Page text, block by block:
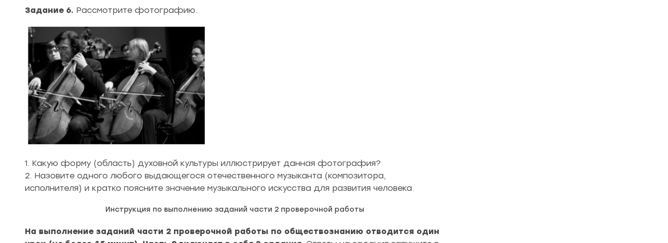
Задание 6. Рассмотрите фотографию.
1. Какую форму (область) духовной культуры иллюстрирует данная фотография?
2. Назовите одного любого выдающегося отечественного музыканта (композитора,
исполнителя) и кратко поясните значение музыкального искусства для развития человека.
Инструкция по выполнению заданий части 2 проверочной работы
На выполнение заданий части 2 проверочной работы по обществознанию отводится один